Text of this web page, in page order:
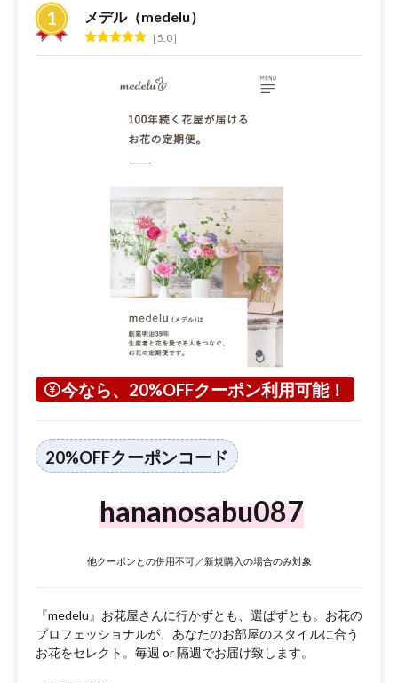
すめ
ラン
キン
グ
さい
たま
市に
つい
5
メデル（medelu）
5.0
今なら、20%OFFクーポン利用可能！
20%OFFクーポンコード
hananosabu087
他クーポンとの併用不可／新規購入の場合のみ対象
『medelu』お花屋さんに行かずとも、選ばずとも。お花の
プロフェッショナルが、あなたのお部屋のスタイルに合う
お花をセレクト。毎週 or 隔週でお届け致します。